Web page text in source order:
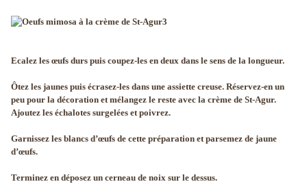
Ecalez les œufs durs puis coupez-les en deux dans le sens de la longueur.
Ôtez les jaunes puis écrasez-les dans une assiette creuse. Réservez-en un
peu pour la décoration et mélangez le reste avec la crème de St-Agur.
Ajoutez les échalotes surgelées et poivrez.
Garnissez les blancs d’œufs de cette préparation et parsemez de jaune
d’œufs.
Terminez en déposez un cerneau de noix sur le dessus.